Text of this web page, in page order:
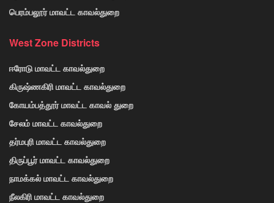
பெரம்பலூர் மாவட்ட காவல்துறை
West Zone Districts
ஈரோடு மாவட்ட காவல்துறை
கிருஷ்ணகிரி மாவட்ட காவல்துறை
கோயம்பத்தூர் மாவட்ட காவல் துறை
சேலம் மாவட்ட காவல்துறை
தர்மபுரி மாவட்ட காவல்துறை
திருப்பூர் மாவட்ட காவல்துறை
நாமக்கல் மாவட்ட காவல்துறை
நீலகிரி மாவட்ட காவல்துறை